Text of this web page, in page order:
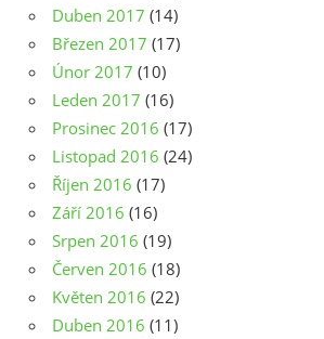
Duben 2017 (14)
Březen 2017 (17)
Únor 2017 (10)
Leden 2017 (16)
Prosinec 2016 (17)
Listopad 2016 (24)
Říjen 2016 (17)
Září 2016 (16)
Srpen 2016 (19)
Červen 2016 (18)
Květen 2016 (22)
Duben 2016 (11)